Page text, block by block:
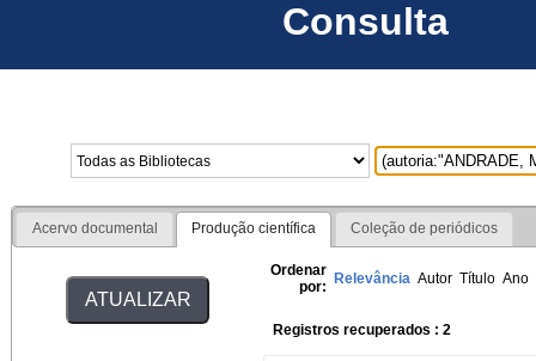
Consulta
Acervo documental Produção científica Coleção de periódicos
Ordenar
por: Relevância Autor Título Ano
Registros recuperados : 2